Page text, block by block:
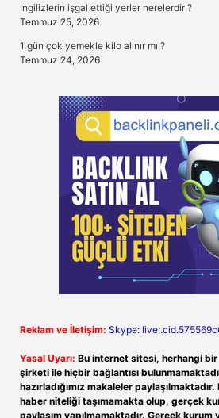
Ingilizlerin işgal ettiği yerler nerelerdir ?
Temmuz 25, 2026
1 gün çok yemekle kilo alınır mı ?
Temmuz 24, 2026
Reklam ve İletişim: Skype:
Yasal Uyarı: Bu internet sitesi, herhangi
şirketi ile hiçbir bağlantısı
hazırladığımız makaleler
haber niteliği taşımamakta olup, gerçek
paylaşım yapılmamaktadır. Gerçek kurum